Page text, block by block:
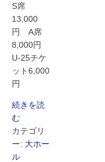
S席
13,000
円 A席
8,000円
U-25チケ
ット6,000
円
続きを読
む
カテゴリ
ー: 大ホー
ル